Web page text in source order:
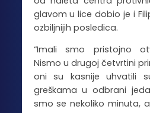
glavom u lice dobio je i
ozbiljnijih posledica.
“Imali smo pristojno
Nismo u drugoj četvrtini
oni su kasnije uhvatili
greškama u odbrani
smo se nekoliko minuta,